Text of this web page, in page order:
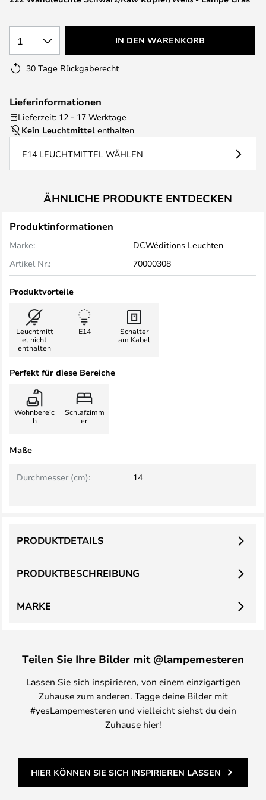
1 IN DEN WARENKORB
30 Tage Rückgaberecht
Lieferinformationen
Lieferzeit: 12 - 17 Werktage
Kein Leuchtmittel enthalten
E14 LEUCHTMITTEL WÄHLEN
ÄHNLICHE PRODUKTE ENTDECKEN
Produktinformationen
Marke:
DCWéditions Leuchten
Artikel Nr.:
70000308
Produktvorteile
Leuchtmitt
el nicht
enthalten
E14
Schalter
am Kabel
Perfekt für diese Bereiche
Wohnbereic
h
Schlafzimm
er
Maße
Durchmesser (cm): 14
PRODUKTBESCHREIBUNG
PRODUKTDETAILS
MARKE
Teilen Sie Ihre Bilder mit @lampemesteren
Lassen Sie sich inspirieren, von einem einzigartigen
Zuhause zum anderen. Tagge deine Bilder mit
#yesLampemesteren und vielleicht siehst du dein
Zuhause hier!
HIER KÖNNEN SIE SICH INSPIRIEREN LASSEN